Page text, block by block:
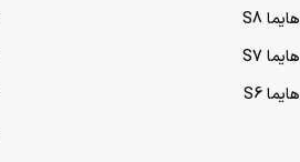
هایما S8
هایما S7
هایما S6